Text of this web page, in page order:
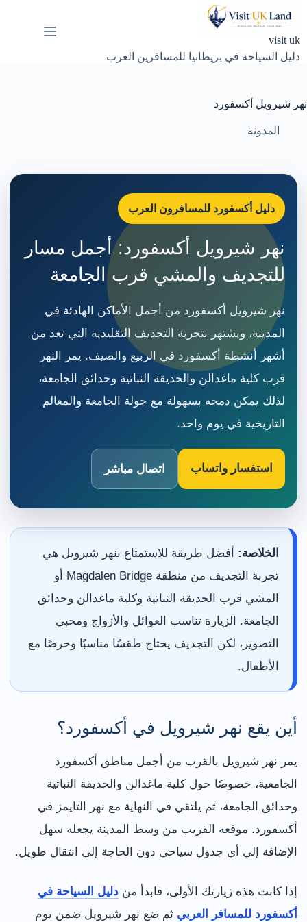
visit uk
دليل السياحة في بريطانيا للمسافرين العرب
نهر شيرويل أكسفورد
المدونة
دليل أكسفورد للمسافرون العرب
نهر شيرويل أكسفورد: أجمل مسار
للتجديف والمشي قرب الجامعة
نهر شيرويل أكسفورد من أجمل الأماكن الهادئة في
المدينة، ويشتهر بتجربة التجديف التقليدية التي تعد من
أشهر أنشطة أكسفورد في الربيع والصيف. يمر النهر
قرب كلية ماغدالن والحديقة النباتية وحدائق الجامعة،
لذلك يمكن دمجه بسهولة مع جولة الجامعة والمعالم
التاريخية في يوم واحد.
استفسار واتساب اتصال مباشر
الخلاصة: أفضل طريقة للاستمتاع بنهر شيرويل هي
تجربة التجديف من منطقة Magdalen Bridge أو
المشي قرب الحديقة النباتية وكلية ماغدالن وحدائق
الجامعة. الزيارة تناسب العوائل والأزواج ومحبي
التصوير، لكن التجديف يحتاج طقسًا مناسبًا وحرصًا مع
الأطفال.
أين يقع نهر شيرويل في أكسفورد؟
يمر نهر شيرويل بالقرب من أجمل مناطق أكسفورد
الجامعية، خصوصًا حول كلية ماغدالن والحديقة النباتية
وحدائق الجامعة، ثم يلتقي في النهاية مع نهر التايمز في
أكسفورد. موقعه القريب من وسط المدينة يجعله سهل
الإضافة إلى أي جدول سياحي دون الحاجة إلى انتقال طويل.
إذا كانت هذه زيارتك الأولى، فابدأ من دليل السياحة في
أكسفورد للمسافر العربي ثم ضع نهر شيرويل ضمن يوم